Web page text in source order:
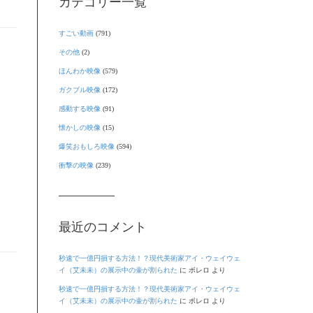
すごい動画 (791)
その他 (2)
ほんわか映像 (579)
ガクブル映像 (172)
感動する映像 (91)
懐かしの映像 (15)
爆笑おもしろ映像 (594)
衝撃の映像 (239)
最近のコメント
秒速で一億円損する方法！？現代美術家アイ・ウェイウェ
イ（艾未未）の展示中の壷が割られた に ボレロ より
秒速で一億円損する方法！？現代美術家アイ・ウェイウェ
イ（艾未未）の展示中の壷が割られた に ボレロ より